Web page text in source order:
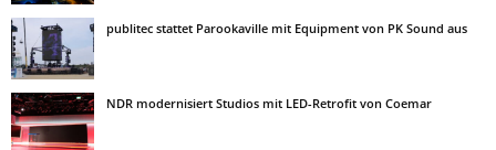
publitec stattet Parookaville mit Equipment von PK Sound aus
NDR modernisiert Studios mit LED-Retrofit von Coemar